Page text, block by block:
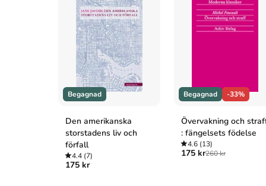
Begagnad
Den amerikanska
storstadens liv och
förfall
4.4 (7)
175 kr
Begagnad -33%
Övervakning och
: fängelsets födelse
4.6(13)
175 kr260 kr